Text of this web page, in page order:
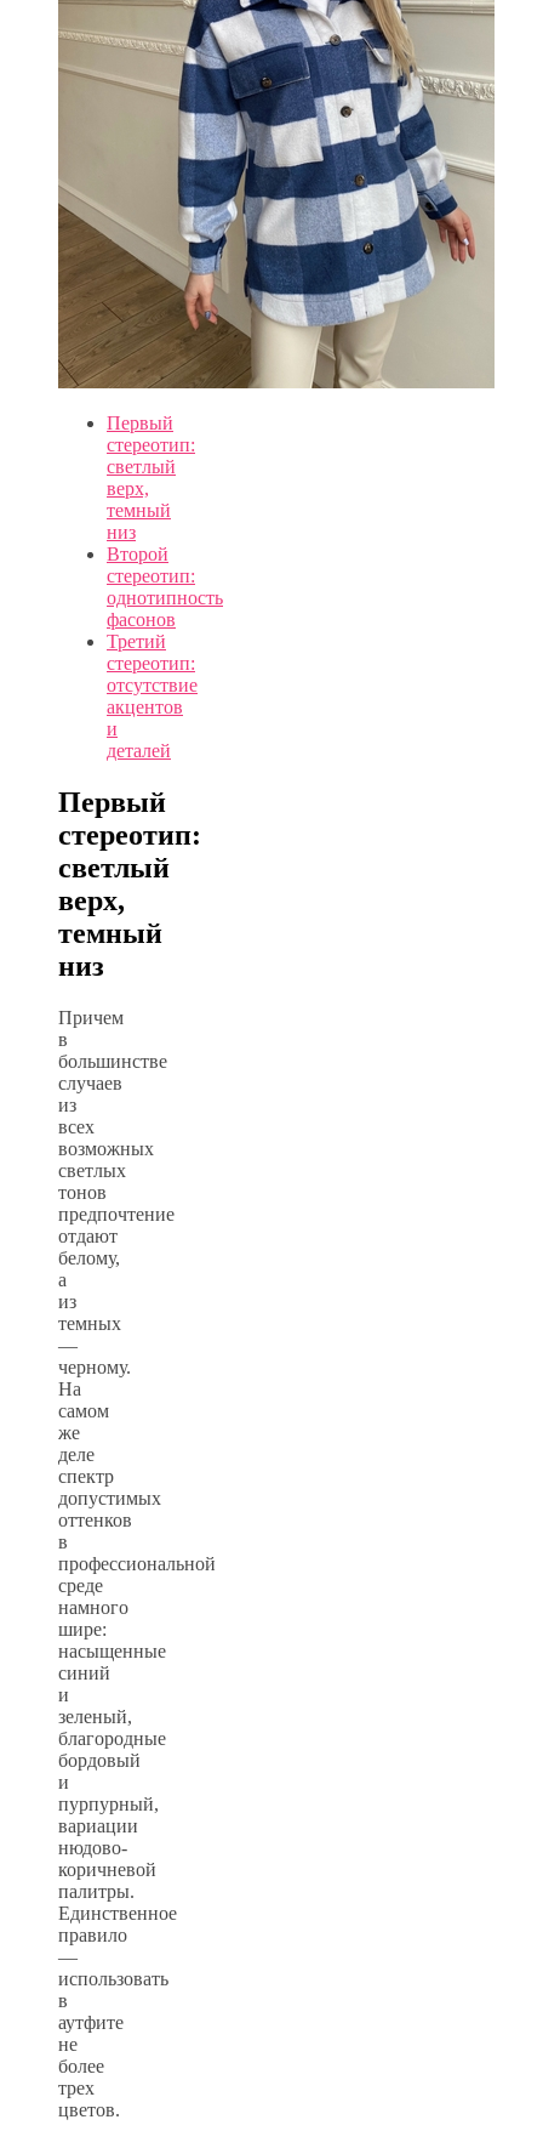
Первый
стереотип:
светлый
верх,
темный
низ
Второй
стереотип:
однотипность
фасонов
Третий
стереотип:
отсутствие
акцентов
и
деталей
Первый
стереотип:
светлый
верх,
темный
низ
Причем
в
большинстве
случаев
из
всех
возможных
светлых
тонов
предпочтение
отдают
белому,
а
из
темных
—
черному.
На
самом
же
деле
спектр
допустимых
оттенков
в
профессиональной
среде
намного
шире:
насыщенные
синий
и
зеленый,
благородные
бордовый
и
пурпурный,
вариации
нюдово-
коричневой
палитры.
Единственное
правило
—
использовать
в
аутфите
не
более
трех
цветов.